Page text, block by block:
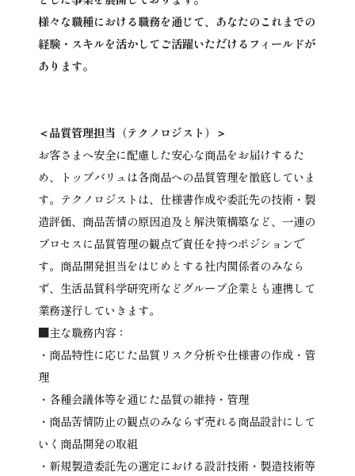
様々な職種における職務を通じて、あなたのこれまでの
経験・スキルを活かしてご活躍いただけるフィールドが
あります。
＜品質管理担当（テクノロジスト）＞
お客さまへ安全に配慮した安心な商品をお届けするた
め、トップバリュは各商品への品質管理を徹底していま
す。テクノロジストは、仕様書作成や委託先の技術・製
造評価、商品苦情の原因追及と解決策構築など、一連の
プロセスに品質管理の観点で責任を持つポジションで
す。商品開発担当をはじめとする社内関係者のみなら
ず、生活品質科学研究所などグループ企業とも連携して
業務遂行していきます。
■主な職務内容：
・商品特性に応じた品質リスク分析や仕様書の作成・管
理
・各種会議体等を通じた品質の維持・管理
・商品苦情防止の観点のみならず売れる商品設計にして
いく商品開発の取組
・新規製造委託先の選定における設計技術・製造技術等